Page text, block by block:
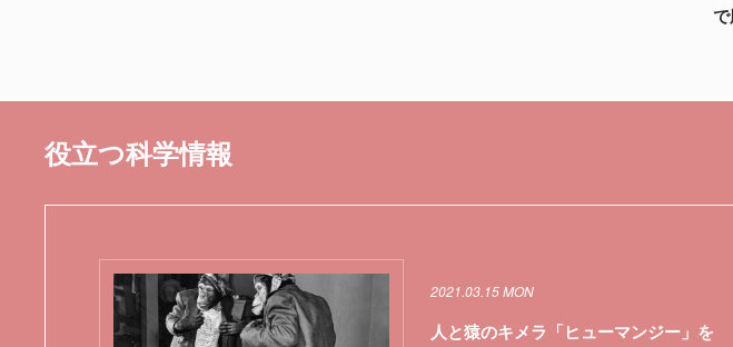
役立つ科学情報
2021.03.15 MON
人と猿のキメラ「ヒューマンジー」を